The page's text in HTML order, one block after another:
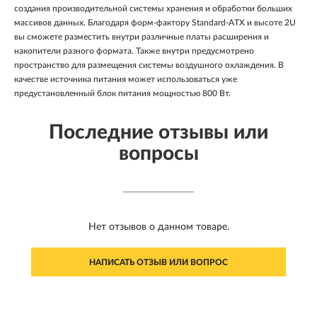
создания производительной системы хранения и обработки больших
массивов данных. Благодаря форм-фактору Standard-ATX и высоте 2U
вы сможете разместить внутри различные платы расширения и
накопители разного формата. Также внутри предусмотрено
пространство для размещения системы воздушного охлаждения. В
качестве источника питания может использоваться уже
предустановленный блок питания мощностью 800 Вт.
Последние отзывы или
вопросы
Нет отзывов о данном товаре.
НАПИСАТЬ ОТЗЫВ ИЛИ ВОПРОС